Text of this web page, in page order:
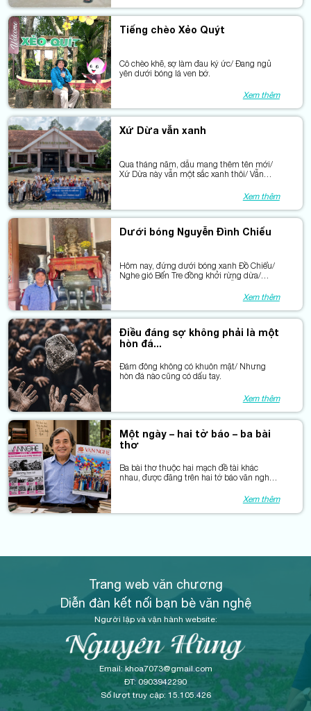
Tiếng chèo Xẻo Quýt
Cô chèo khẽ, sợ làm đau ký ức/ Đang ngủ
yên dưới bóng lá ven bờ.
Xem thêm
Xứ Dừa vẫn xanh
Qua tháng năm, dẫu mang thêm tên mới/
Xứ Dừa này vẫn một sắc xanh thôi/ Vẫn
Xem thêm
Dưới bóng Nguyễn Đình Chiểu
Hôm nay, đứng dưới bóng xanh Đồ Chiểu/
Nghe gió Bến Tre đồng khởi rừng dừa/
những người... nhắm mắt để nhìn xa.Xem thêm
Điều đáng sợ không phải là một
hòn đá...
Đám đông không có khuôn mặt/ Nhưng
hòn đá nào cũng có dấu tay.
Xem thêm
Một ngày – hai tờ báo – ba bài
thơ
Ba bài thơ thuộc hai mạch đề tài khác
nhau, được đăng trên hai tờ báo văn nghệ
Xem thêm
Trang web văn chương
Diễn đàn kết nối bạn bè văn nghệ
Người lập và vận hành website:
Email: khoa7073@gmail.com
ĐT: 0903942290
Số lượt truy cập: 15.105.426